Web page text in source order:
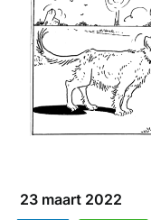
23 maart 2022